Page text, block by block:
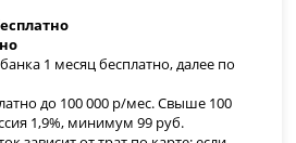
1 месяц бесплатно, далее по
до 100 000 р/мес. Свыше 100
1,9%, минимум 99 руб.